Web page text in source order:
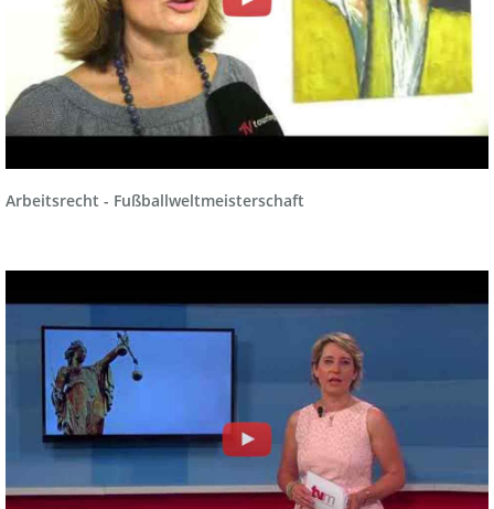
Arbeitsrecht - Fußballweltmeisterschaft